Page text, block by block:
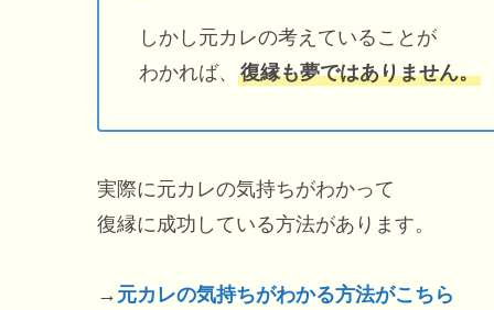
しかし元カレの考えていることが
わかれば、 復縁も夢ではありません。
実際に元カレの気持ちがわかって
復縁に成功している方法があります。
→ 元カレの気持ちがわかる方法がこちら